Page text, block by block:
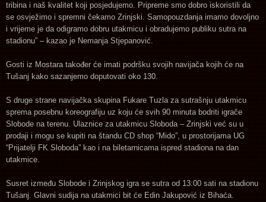
tribina i naš kvalitet koji posjedujemo. Pripreme smo dobro iskoristili da
se osvježimo i spremni čekamo Zrinjski. Samopouzdanja imamo dovoljno
i vrijeme je da odigramo dobru utakmicu i obradujemo publiku sutra na
stadionu” – kazao je Nemanja Stjepanović.
Gosti iz Mostara također će imati podršku svojih navijača kojih će na
Tušanj kako sazanjemo doputovati oko 130.
S druge strane navijačka skupina Fukare Tuzla za sutrašnju utakmicu
sprema posebnu koreografiju uz koju će svih 90 minuta bodriti igrače
Slobode na terenu. Ulaznice za utakmicu Sloboda – Zrinjski već su u
prodaji i mogu se kupiti na štandu CD shop “Mido”, u prostorijama UG
“Prijatelji FK Sloboda” kao i na biletarnicama ispred stadiona na dan
utakmice.
Susret između Slobode i Zrinjskog igra se sutra od 13:00 sati na stadionu
Tušanj. Glavni sudija na utakmici bit će Edin Jakupović iz Bihaća.